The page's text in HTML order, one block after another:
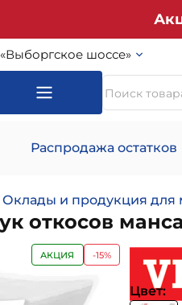
шоссе»
Распродажа остатков
Оклады и продукция для
откосов
АКЦИЯ -15%
Цвет: